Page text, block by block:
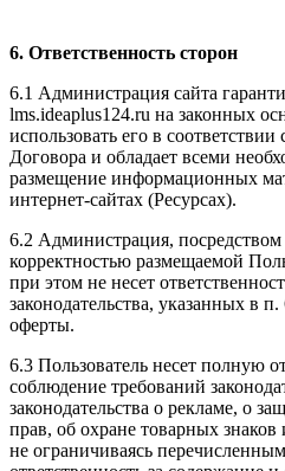
6. Ответственность сторон
6.1 Администрация сайта
lms.ideaplus124.ru на законных
использовать его в
Договора и обладает всеми
размещение информационных
интернет-сайтах (Ресурсах).
6.2 Администрация,
корректностью размещаемой
при этом не несет
законодательства, указанных в
оферты.
6.3 Пользователь несет полную
соблюдение требований
законодательства о рекламе, о
прав, об охране товарных
не ограничиваясь